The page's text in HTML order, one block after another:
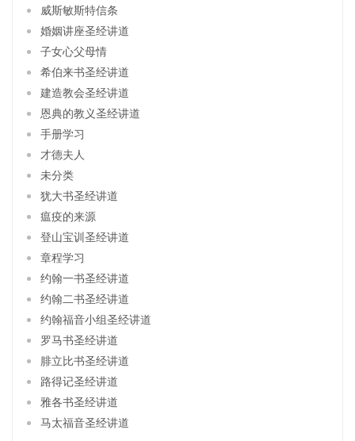
威斯敏斯特信条
婚姻讲座圣经讲道
子女心父母情
希伯来书圣经讲道
建造教会圣经讲道
恩典的教义圣经讲道
手册学习
才德夫人
未分类
犹大书圣经讲道
瘟疫的来源
登山宝训圣经讲道
章程学习
约翰一书圣经讲道
约翰二书圣经讲道
约翰福音小组圣经讲道
罗马书圣经讲道
腓立比书圣经讲道
路得记圣经讲道
雅各书圣经讲道
马太福音圣经讲道